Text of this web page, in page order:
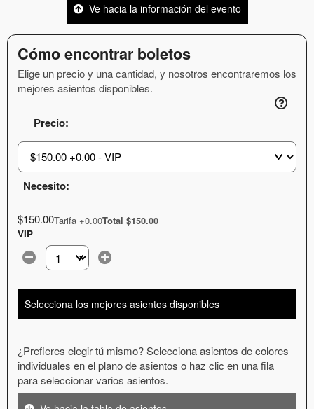
Ve hacia la información del evento
Cómo encontrar boletos
Elige un precio y una cantidad, y nosotros encontraremos los
mejores asientos disponibles.
Precio:
Necesito:
$150.00Tarifa +0.00Total $150.00
VIP
Selecciona la cantidad de entradas que necesitas con
Selecciona los mejores asientos disponibles
¿Prefieres elegir tú mismo? Selecciona asientos de colores
individuales en el plano de asientos o haz clic en una fila
para seleccionar varios asientos.